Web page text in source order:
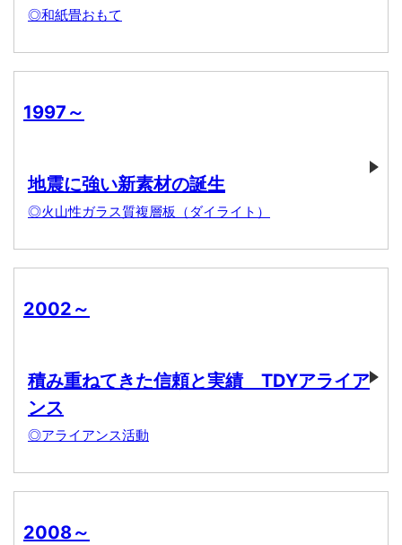
◎和紙畳おもて
1997～
地震に強い新素材の誕生
◎火山性ガラス質複層板（ダイライト）
2002～
積み重ねてきた信頼と実績 TDYアライア
ンス
◎アライアンス活動
2008～